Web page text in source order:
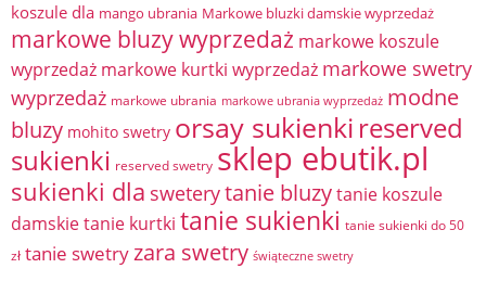
koszule dla mango ubrania Markowe bluzki damskie wyprzedaż
markowe bluzy wyprzedaż markowe koszule
wyprzedaż markowe kurtki wyprzedaż markowe swetry
wyprzedaż markowe ubrania markowe ubrania wyprzedaż modne
bluzy mohito swetry orsay sukienki reserved
sukienki reserved swetry sklep ebutik.pl
sukienki dla sweterytanie bluzytanie koszule
damskietanie kurtki tanie sukienki tanie sukienki do 50
zł tanie swetryzara swetry świąteczne swetry